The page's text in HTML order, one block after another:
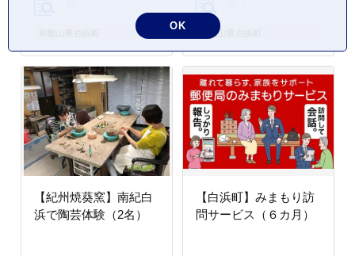
和歌山県 白浜町
【紀州焼葵窯】南紀白
浜で陶芸体験（2名）
【白浜町】みまもり訪
問サービス（６カ月）
OK